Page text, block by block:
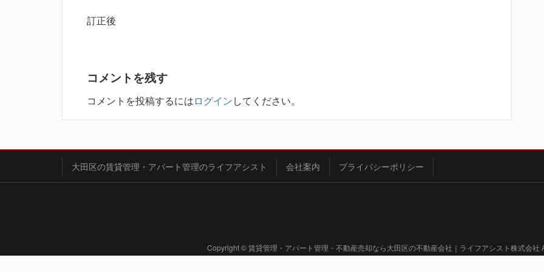
訂正後
コメントを残す
コメントを投稿するにはログインしてください。
大田区の賃貸管理・アパート管理のライフアシスト 会社案内 プライバシーポリシー
Copyright © 賃貸管理・アパート管理・不動産売却なら大田区の不動産会社｜ライフアシスト株式会社